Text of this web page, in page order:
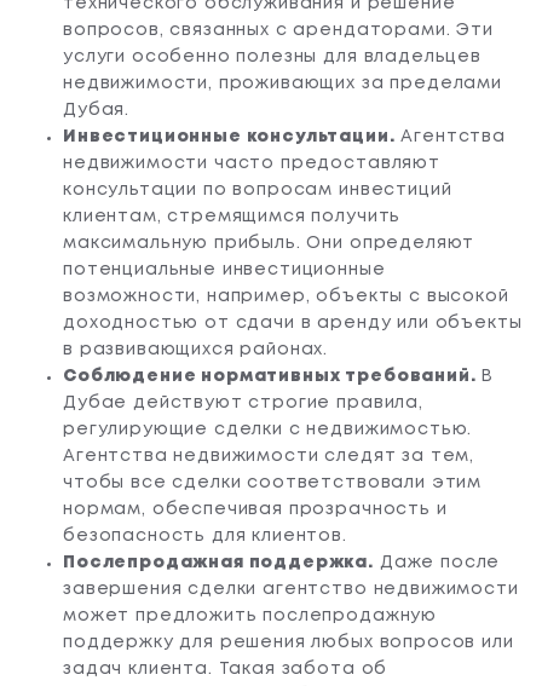
технического обслуживания и решение
вопросов, связанных с арендаторами. Эти
услуги особенно полезны для владельцев
недвижимости, проживающих за пределами
Дубая.
Инвестиционные консультации. Агентства
недвижимости часто предоставляют
консультации по вопросам инвестиций
клиентам, стремящимся получить
максимальную прибыль. Они определяют
потенциальные инвестиционные
возможности, например, объекты с высокой
доходностью от сдачи в аренду или объекты
в развивающихся районах.
Соблюдение нормативных требований. В
Дубае действуют строгие правила,
регулирующие сделки с недвижимостью.
Агентства недвижимости следят за тем,
чтобы все сделки соответствовали этим
нормам, обеспечивая прозрачность и
безопасность для клиентов.
Послепродажная поддержка. Даже после
завершения сделки агентство недвижимости
может предложить послепродажную
поддержку для решения любых вопросов или
задач клиента. Такая забота об